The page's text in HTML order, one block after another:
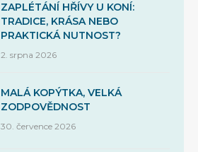
ZAPLÉTÁNÍ HŘÍVY U KONÍ:
TRADICE, KRÁSA NEBO
PRAKTICKÁ NUTNOST?
2. srpna 2026
MALÁ KOPÝTKA, VELKÁ
ZODPOVĚDNOST
30. července 2026